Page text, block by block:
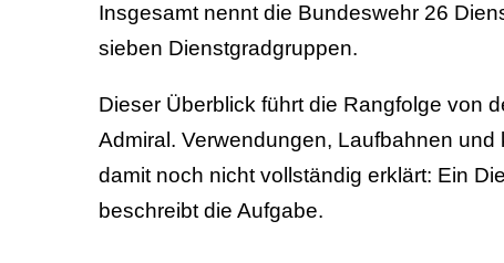
Insgesamt nennt die Bundeswehr 26
sieben Dienstgradgruppen.
Dieser Überblick führt die Rangfolge von
Admiral. Verwendungen, Laufbahnen
damit noch nicht vollständig erklärt: Ein
beschreibt die Aufgabe.